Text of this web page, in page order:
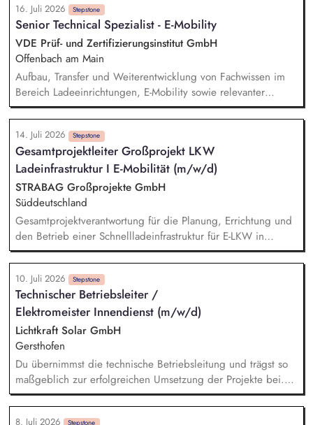
im Konzern zählt zu deinen Aufgaben. Bei der Pflege der
technischen Daten ins CAFM-System verlassen wir uns auf
dich. Auch bei der Installation, Reparatur und Wartung an
elektro- und haustechnischen Anlagen in den
Konzernliegenschaften kannst du das Team unterstützen. Die
Übernahme der Rufbereitschaft für Konzernliegenschaften
rundet dein Aufgabengebiet ab.
16. Juli 2026 Stepstone
Senior Technical Spezialist - E-Mobility
VDE Prüf- und Zertifizierungsinstitut GmbH
Offenbach am Main
Aufbau, Transfer und Weiterentwicklung von Fachwissen im
Bereich Ladeeinrichtungen, E-Mobility sowie relevanter
regulatorischer Vorgaben, Normen und Technologien.
Durchführung und Bewertung sicherheitsrelevanter Prüfungen
an Ladeeinrichtungen gemäß IEC 61851. Planung und
Umsetzung von Konformitätsbewertungsverfahren.
Durchführung und Auswertung von Kommunikationsprüfungen
zwischen Ladeinfrastruktur und Fahrzeugen (z.B. ISO 15118).
Durchführung von Kundenworkshops zur Wissensvermittlung
im Bereich E-Mobility.
14. Juli 2026 Stepstone
Gesamtprojektleiter Großprojekt LKW
Ladeinfrastruktur I E-Mobilität (m/w/d)
STRABAG Großprojekte GmbH
Süddeutschland
Gesamtprojektverantwortung für die Planung, Errichtung und
den Betrieb einer Schnellladeinfrastruktur für E-LKW in
Südwestdeutschland. Zentraler Ansprechpartner für den
Auftraggeber, Behörden, Netzbetreiber und weitere externe
Stakeholder. Führung und Koordination des interdisziplinären
Projektteams. Aufbau und Umsetzung einer effizienten
Projektorganisation sowie Einhaltung von Terminen, Kosten,
Qualität und Leistungsumfang. Verantwortung für die
Umsetzung des wirtschaftlichen, sicheren und nachhaltigen
Betriebs der Ladeinfrastruktur sowie Transfer des Projekts in
den Regelbetrieb.
10. Juli 2026 Stepstone
Technischer Betriebsleiter /
Elektromeister Innendienst (m/w/d)
Lichtkraft Solar GmbH
Gersthofen
Du übernimmst die technische Betriebsleitung und trägst so
maßgeblich zur erfolgreichen Umsetzung der Projekte bei.
Deine Expertise setzt Du ein, um Photovoltaikanlagen zu
planen und zu projektieren. Die Erstellung, Prüfung und
8. Juli 2026 Stepstone